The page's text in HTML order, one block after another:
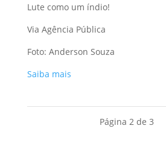
Lute como um índio!
Via Agência Pública
Foto: Anderson Souza
Saiba mais
Página 2 de 3